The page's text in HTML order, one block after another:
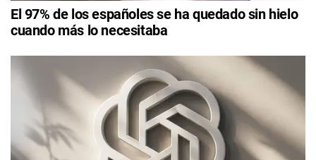
El 97% de los españoles se ha quedado sin hielo
cuando más lo necesitaba